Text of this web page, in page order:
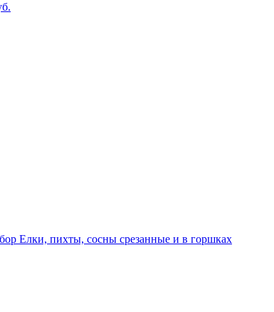
Елки, пихты, сосны срезанные и в горшках